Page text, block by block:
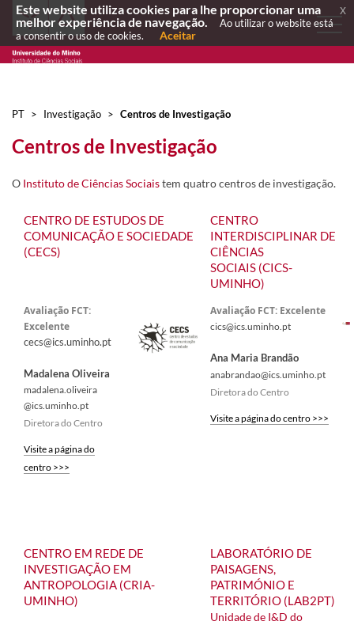
PT > Investigação > Centros de Investigação
Cen​tros de Investigação
O Instituto de Ciências Sociaistem quatro centros de investigação.
CENTRO DE ESTUDOS DE
COMUNICAÇÃO E SOCIEDADE
(CECS)​
CENTRO
INTERDISCIPLINAR DE
CIÊNCIAS
SOCIAIS (CICS-
UMINHO)​
​Avaliação FCT:
Excelente
cecs@ics.uminho.pt
Madalena Oliveira
madalena.oliveira​​​​​​​​​
@ics.uminho.pt
Diretora do Centro​
Visite a página do
centro ​>>>
Avaliação FCT: Excelente
cics@ics.uminho.pt
Ana Maria Brandão
anabrandao@ics.uminho.pt​​
​Diretora do Ce​​ntro​
Visite a página do centro >>>
CENTRO EM REDE DE
INVESTIGAÇÃO EM
ANTROPOLOGIA (CRIA-
UMINHO)
LABORATÓRIO DE
PAISAGENS,
P​ATRIMÓNIO E
TERRITÓRIO (LAB2PT)
Unidade de I&D do
Este website utiliza cookies para lhe proporcionar uma
melhor experiência de navegação.
Ao utilizar o website está
a consentir o uso de cookies.
Aceitar
x